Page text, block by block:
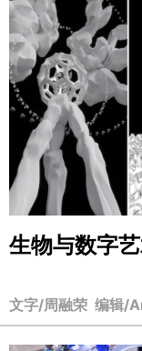
生物与数字
文字/周融荣 编辑/